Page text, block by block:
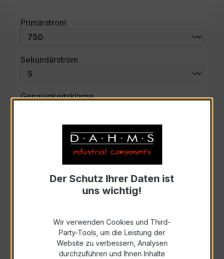
Primärstrom
Sekundärstrom
Genauigkeitsklasseauswählen
Scheinleistung (VA)auswählen
Auswahl zurücksetzen
Anfrage schriftlich
Der Schutz Ihrer Daten ist
uns wichtig!
Wir verwenden Cookies und Third-
Party-Tools, um die Leistung der
Website zu verbessern, Analysen
durchzuführen und Ihnen Inhalte